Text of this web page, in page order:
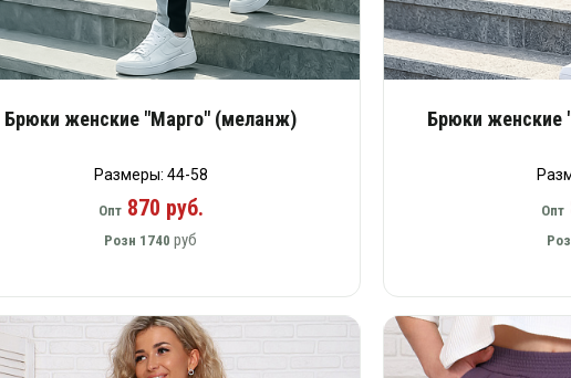
Брюки женские "Марго" (меланж)
Размеры: 44-58
Опт870 руб.
Розн 1740 руб
Брюки женские
Опт